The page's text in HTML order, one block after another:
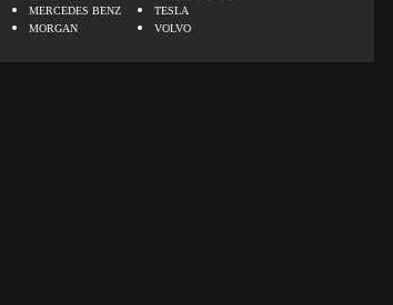
MERCEDES BENZ
MORGAN
TESLA
VOLVO